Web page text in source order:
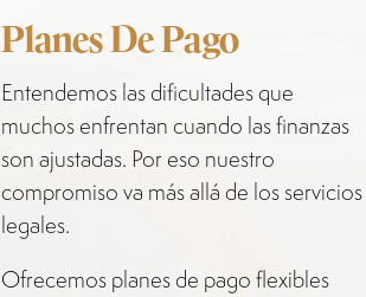
Planes De Pago
Entendemos las dificultades que
muchos enfrentan cuando las finanzas
son ajustadas. Por eso nuestro
compromiso va más allá de los servicios
legales.
Ofrecemos planes de pago flexibles